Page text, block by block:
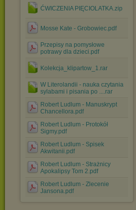
ĆWICZENIA PIĘCIOLATKA.zip
Mosse Kate - Grobowiec.pdf
Przepisy na pomysłowe
potrawy dla dzieci.pdf
Kolekcja_klipartow_1.rar
W Literolandii - nauka czytania
sylabami i pisania po ....rar
Robert Ludlum - Manuskrypt
Chancellora.pdf
Robert Ludlum - Protokół
Sigmy.pdf
Robert Ludlum - Spisek
Akwitanii.pdf
Robert Ludlum - Strażnicy
Apokalipsy Tom 2.pdf
Robert Ludlum - Zlecenie
Jansona.pdf